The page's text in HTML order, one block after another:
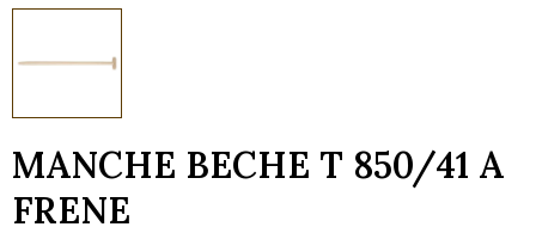
MANCHE BECHE T 850/41 A
FRENE